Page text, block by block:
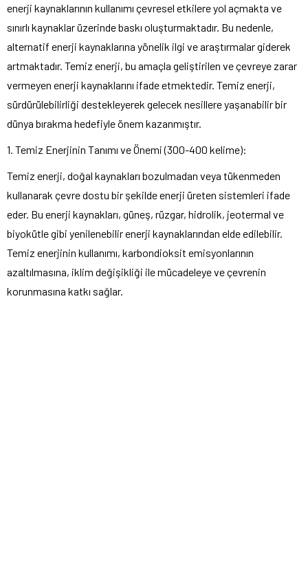
enerji kaynaklarının kullanımı çevresel etkilere yol açmakta ve
sınırlı kaynaklar üzerinde baskı oluşturmaktadır. Bu nedenle,
alternatif enerji kaynaklarına yönelik ilgi ve araştırmalar giderek
artmaktadır. Temiz enerji, bu amaçla geliştirilen ve çevreye zarar
vermeyen enerji kaynaklarını ifade etmektedir. Temiz enerji,
sürdürülebilirliği destekleyerek gelecek nesillere yaşanabilir bir
dünya bırakma hedefiyle önem kazanmıştır.
1. Temiz Enerjinin Tanımı ve Önemi (300-400 kelime):
Temiz enerji, doğal kaynakları bozulmadan veya tükenmeden
kullanarak çevre dostu bir şekilde enerji üreten sistemleri ifade
eder. Bu enerji kaynakları, güneş, rüzgar, hidrolik, jeotermal ve
biyokütle gibi yenilenebilir enerji kaynaklarından elde edilebilir.
Temiz enerjinin kullanımı, karbondioksit emisyonlarının
azaltılmasına, iklim değişikliği ile mücadeleye ve çevrenin
korunmasına katkı sağlar.